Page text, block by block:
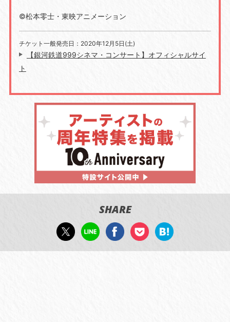
©松本零士・東映アニメーション
チケット一般発売日：2020年12月5日(土)
【銀河鉄道999シネマ・コンサート】オフィシャルサイ
ト
SHARE